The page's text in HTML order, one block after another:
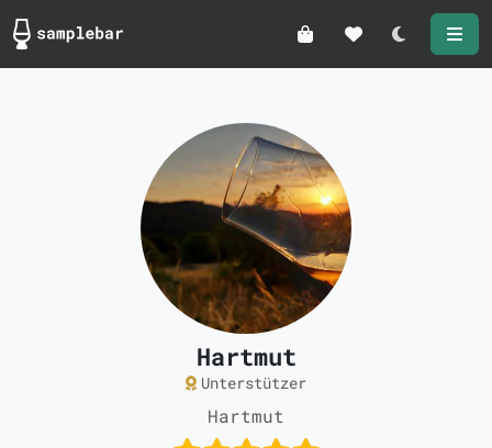
Darkmode
Hartmut
Unterstützer
Hartmut